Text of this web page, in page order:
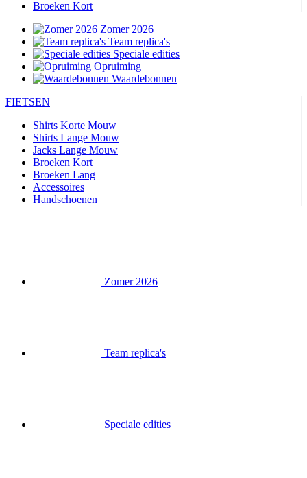
Broeken Kort
Zomer 2026
Team replica's
Speciale edities
Opruiming
Waardebonnen
FIETSEN
Shirts Korte Mouw
Shirts Lange Mouw
Jacks Lange Mouw
Broeken Kort
Broeken Lang
Accessoires
Handschoenen
Zomer 2026
Team replica's
Speciale edities